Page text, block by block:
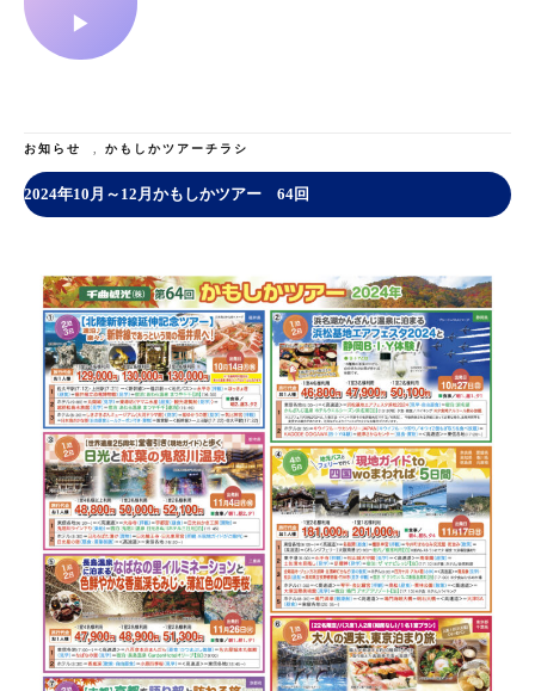
▶
お知らせ , かもしかツアーチラシ
2024年10月～12月かもしかツアー 64回